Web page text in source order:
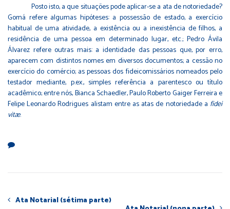
Posto isto, a que situações pode aplicar-se a ata de notoriedade?
Gomá refere algumas hipóteses: a possessão de estado, a exercício
habitual de uma atividade, a existência ou a inexistência de filhos, a
residência de uma pessoa em determinado lugar, etc.; Pedro Ávila
Álvarez refere outras mais: a identidade das pessoas que, por erro,
aparecem com distintos nomes em diversos documentos; a cessão no
exercício do comércio; as pessoas dos fideicomissários nomeados pelo
testador mediante, p.ex., simples referência a parentesco ou título
acadêmico; entre nós, Bianca Schaedler, Paulo Roberto Gaiger Ferreira e
Felipe Leonardo Rodrigues alistam entre as atas de notoriedade a fidei
vitæ.
Ata Notarial (sétima parte)